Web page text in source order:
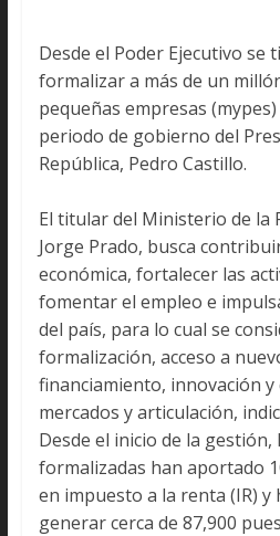
Desde el Poder Ejecutivo se
formalizar a más de un
pequeñas empresas
periodo de gobierno del
República, Pedro Castillo.
El titular del Ministerio de la
Jorge Prado, busca
económica, fortalecer las
fomentar el empleo e
del país, para lo cual se
formalización, acceso a
financiamiento, innovación
mercados y articulación,
Desde el inicio de la gestión,
formalizadas han aportado
en impuesto a la renta (IR) y
generar cerca de 87,900